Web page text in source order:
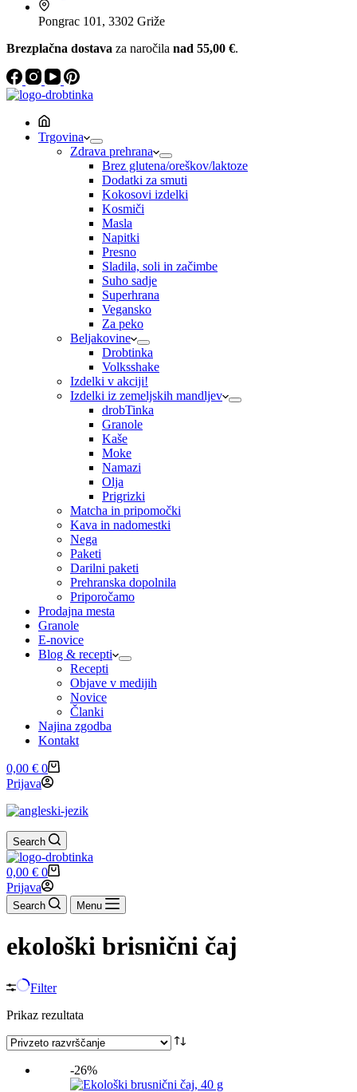
Pongrac 101, 3302 Griže
Brezplačna dostava za naročila nad 55,00 €.
Trgovina
Zdrava prehrana
Brez glutena/oreškov/laktoze
Dodatki za smuti
Kokosovi izdelki
Kosmiči
Masla
Napitki
Presno
Sladila, soli in začimbe
Suho sadje
Superhrana
Vegansko
Za peko
Beljakovine
Drobtinka
Volksshake
Izdelki v akciji!
Izdelki iz zemeljskih mandljev
drobTinka
Granole
Kaše
Moke
Namazi
Olja
Prigrizki
Matcha in pripomočki
Kava in nadomestki
Nega
Paketi
Darilni paketi
Prehranska dopolnila
Priporočamo
Prodajna mesta
Granole
E-novice
Blog & recepti
Recepti
Objave v medijih
Novice
Članki
Najina zgodba
Kontakt
Shopping
cart
0,00 € 0
Prijava
Search
Shopping
cart
0,00 € 0
Prijava
Search Menu
ekološki brisnični čaj
Filter
Prikaz rezultata
-26%